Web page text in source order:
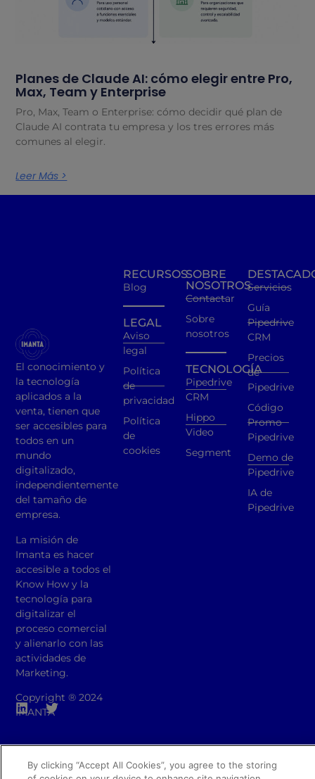
Planes de Claude AI: cómo elegir entre Pro,
Max, Team y Enterprise
Pro, Max, Team o Enterprise: cómo decidir qué plan de
Claude AI contrata tu empresa y los tres errores más
comunes al elegir.
Leer Más >
El conocimiento y
la tecnología
aplicados a la
venta, tienen que
ser accesibles para
todos en un
mundo
digitalizado,
independientemente
del tamaño de
empresa.
La misión de
Imanta es hacer
accesible a todos el
Know How y la
tecnología para
digitalizar el
proceso comercial
y alienarlo con las
actividades de
Marketing.
Copyright ® 2024
IMANTA
Servicios
Guía
Pipedrive
CRM
Precios
de
Pipedrive
Código
Promo
Pipedrive
Demo de
Pipedrive
IA de
Pipedrive
SOBRE
NOSOTROS
Contactar
Sobre
nosotros
TECNOLOGÍA
Pipedrive
CRM
Hippo
Video
Segment
RECURSOS
Blog
LEGAL
Aviso
legal
Política
de
privacidad
Política
de
cookies
By clicking “Accept All Cookies”, you agree to the storing